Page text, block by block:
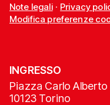
Note legali· Privacy
Modifica preferenze
INGRESSO
Piazza Carlo Alberto
10123 Torino